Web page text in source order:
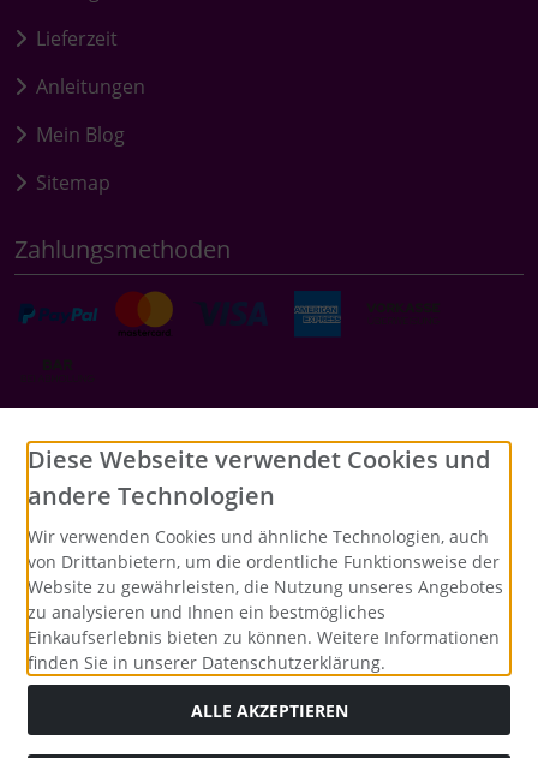
Lieferzeit
Anleitungen
Mein Blog
Sitemap
Zahlungsmethoden
Social Media
Diese Webseite verwendet Cookies und
andere Technologien
Wir verwenden Cookies und ähnliche Technologien, auch
von Drittanbietern, um die ordentliche Funktionsweise der
Website zu gewährleisten, die Nutzung unseres Angebotes
zu analysieren und Ihnen ein bestmögliches
Einkaufserlebnis bieten zu können. Weitere Informationen
finden Sie in unserer Datenschutzerklärung.
ALLE AKZEPTIEREN